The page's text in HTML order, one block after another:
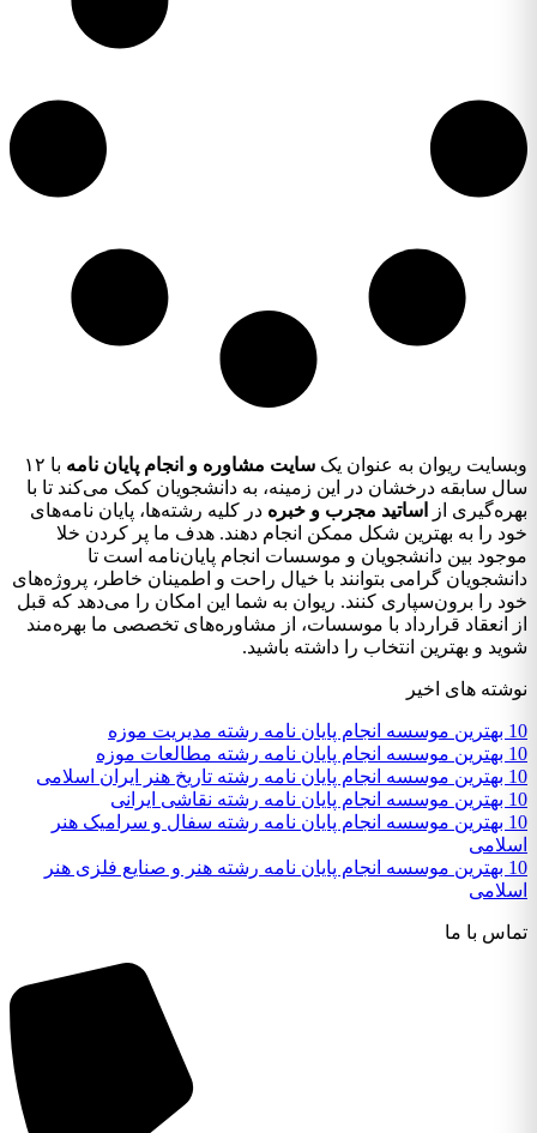
وبسایت ریوان به عنوان یک سایت مشاوره و انجام پایان نامه
با ۱۲
سال سابقه درخشان در این زمینه، به دانشجویان کمک می‌کند تا با
بهره‌گیری از
اساتید مجرب و خبره در کلیه رشته‌ها، پایان نامه‌های
خود را به بهترین شکل ممکن انجام دهند. هدف ما پر کردن خلا
موجود بین دانشجویان و موسسات انجام پایان‌نامه است تا
دانشجویان گرامی بتوانند با خیال راحت و اطمینان خاطر، پروژه‌های
خود را برون‌سپاری کنند. ریوان به شما این امکان را می‌دهد که قبل
از انعقاد قرارداد با موسسات، از مشاوره‌های تخصصی ما بهره‌مند
شوید و بهترین انتخاب را داشته باشید.
نوشته های اخیر
10 بهترین موسسه انجام پایان نامه رشته مدیریت موزه
10 بهترین موسسه انجام پایان نامه رشته مطالعات موزه
10 بهترین موسسه انجام پایان نامه رشته تاریخ هنر ایران اسلامی
10 بهترین موسسه انجام پایان نامه رشته نقاشی ایرانی
10 بهترین موسسه انجام پایان نامه رشته سفال و سرامیک هنر
اسلامی
10 بهترین موسسه انجام پایان نامه رشته هنر و صنایع فلزی هنر
اسلامی
تماس با ما